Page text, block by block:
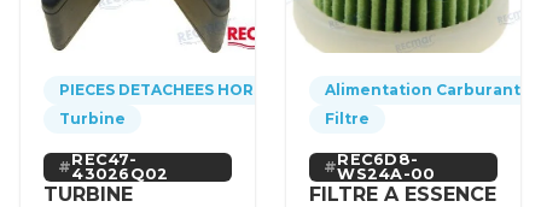
PIECES DETACHEES HORS-BORD
Turbine
REC47-
43026Q02
TURBINE
Alimentation Carburant
Filtre
REC6D8-
WS24A-00
FILTRE A ESSENCE